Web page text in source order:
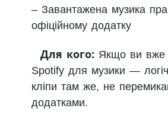
– Завантажена музика
офіційному додатку
Для кого: Якщо ви вже
Spotify для музики —
кліпи там же, не
додатками.